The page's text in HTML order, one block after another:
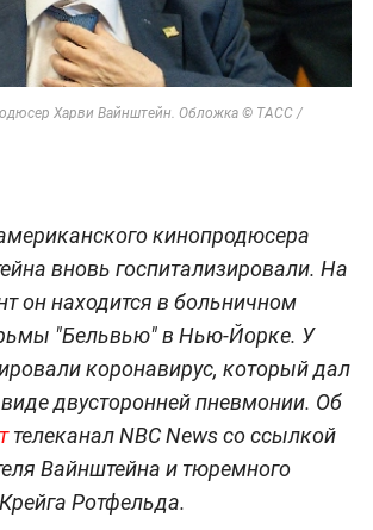
Харви Вайнштейн. Обложка © ТАСС /
кинопродюсера
вновь госпитализировали. На
он находится в больничном
"Бельвью" в Нью-Йорке. У
коронавирус, который дал
двусторонней пневмонии. Об
телеканал NBC News со ссылкой
Вайнштейна и тюремного
Ротфельда.